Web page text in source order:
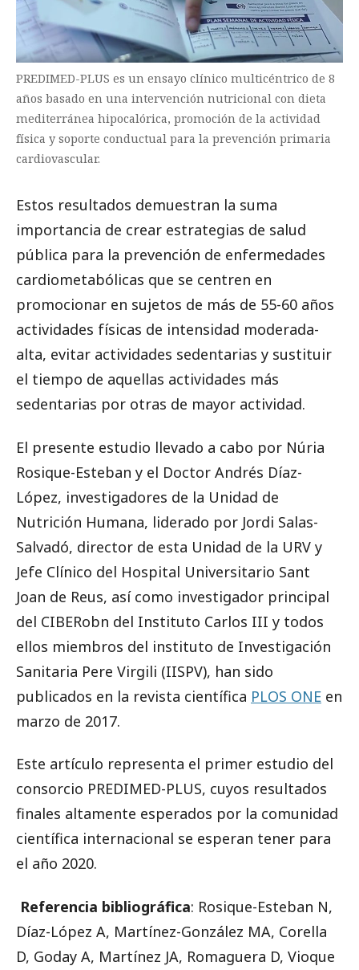
PREDIMED-PLUS es un ensayo clínico multicéntrico de 8
años basado en una intervención nutricional con dieta
mediterránea hipocalórica, promoción de la actividad
física y soporte conductual para la prevención primaria
cardiovascular.
Estos resultados demuestran la suma
importancia de crear estrategias de salud
pública para la prevención de enfermedades
cardiometabólicas que se centren en
promocionar en sujetos de más de 55-60 años
actividades físicas de intensidad moderada-
alta, evitar actividades sedentarias y sustituir
el tiempo de aquellas actividades más
sedentarias por otras de mayor actividad.
El presente estudio llevado a cabo por Núria
Rosique-Esteban y el Doctor Andrés Díaz-
López, investigadores de la Unidad de
Nutrición Humana, liderado por Jordi Salas-
Salvadó, director de esta Unidad de la URV y
Jefe Clínico del Hospital Universitario Sant
Joan de Reus, así como investigador principal
del CIBERobn del Instituto Carlos III y todos
ellos miembros del instituto de Investigación
Sanitaria Pere Virgili (IISPV), han sido
publicados en la revista científica PLOS ONE en
marzo de 2017.
Este artículo representa el primer estudio del
consorcio PREDIMED-PLUS, cuyos resultados
finales altamente esperados por la comunidad
científica internacional se esperan tener para
el año 2020.
Referencia bibliográfica: Rosique-Esteban N,
Díaz-López A, Martínez-González MA, Corella
D, Goday A, Martínez JA, Romaguera D, Vioque